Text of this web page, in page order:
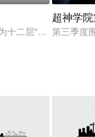
的未成年笨蛋女孩
十二层“巨塔游戏”，
超神学
第三季度